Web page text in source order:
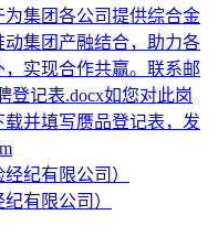
集团各公司提供综合金
集团产融结合，助力各
实现合作共赢。联系邮
登记表.docx如您对此岗
并填写赝品登记表，发
有限公司）